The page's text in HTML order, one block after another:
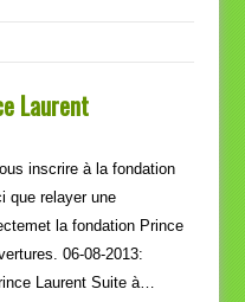
Laurent
inscrire à la fondation
que relayer une
la fondation Prince
06-08-2013:
Laurent Suite à…